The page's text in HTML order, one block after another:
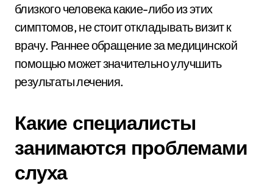
близкого человека какие-либо из этих
симптомов, не стоит откладывать визит к
врачу. Раннее обращение за медицинской
помощью может значительно улучшить
результаты лечения.
Какие специалисты
занимаются проблемами
слуха